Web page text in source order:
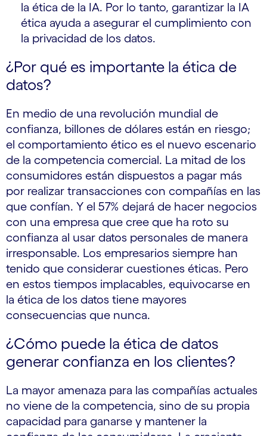
la ética de la IA. Por lo tanto, garantizar la IA
ética ayuda a asegurar el cumplimiento con
la privacidad de los datos.
¿Por qué es importante la ética de
datos?
En medio de una revolución mundial de
confianza, billones de dólares están en riesgo;
el comportamiento ético es el nuevo escenario
de la competencia comercial. La mitad de los
consumidores están dispuestos a pagar más
por realizar transacciones con compañías en las
que confían. Y el 57% dejará de hacer negocios
con una empresa que cree que ha roto su
confianza al usar datos personales de manera
irresponsable. Los empresarios siempre han
tenido que considerar cuestiones éticas. Pero
en estos tiempos implacables, equivocarse en
la ética de los datos tiene mayores
consecuencias que nunca.
¿Cómo puede la ética de datos
generar confianza en los clientes?
La mayor amenaza para las compañías actuales
no viene de la competencia, sino de su propia
capacidad para ganarse y mantener la